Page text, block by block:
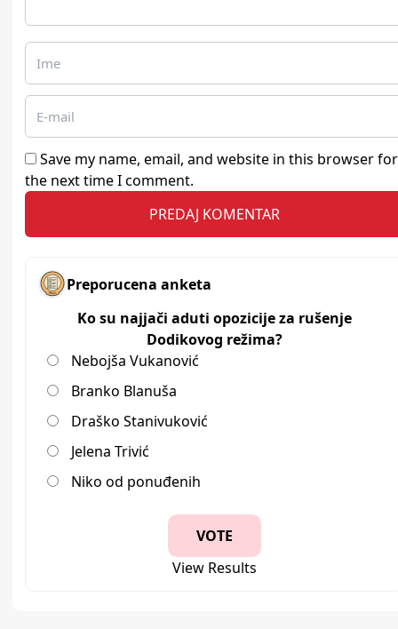
Save my name, email, and website in this browser for
the next time I comment.
Preporucena anketa
Ko su najjači aduti opozicije za rušenje
Dodikovog režima?
Nebojša Vukanović
Branko Blanuša
Draško Stanivuković
Jelena Trivić
Niko od ponuđenih
View Results